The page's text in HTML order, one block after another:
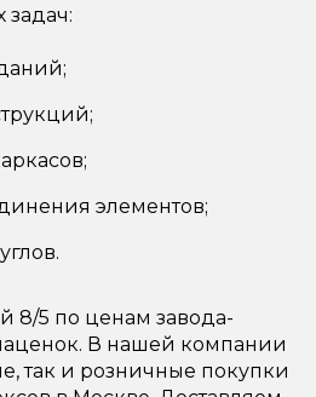
элементов;
8/5 по ценам завода-
В нашей компании
так и розничные покупки